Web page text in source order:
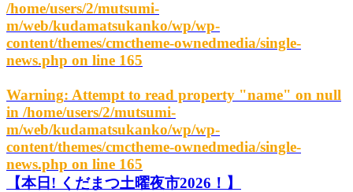
/home/users/2/mutsumi-
m/web/kudamatsukanko/wp/wp-
content/themes/cmctheme-ownedmedia/single-
news.php on line 165
Warning: Attempt to read property "name" on null
in /home/users/2/mutsumi-
m/web/kudamatsukanko/wp/wp-
content/themes/cmctheme-ownedmedia/single-
news.php on line 165
【本日! くだまつ土曜夜市2026！】